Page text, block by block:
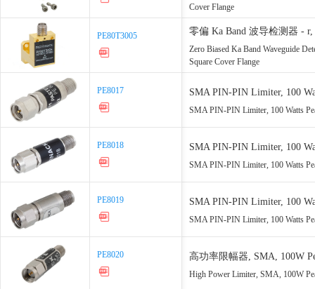
Cover Flange
PE80T3005
零偏 Ka Band 波导检测器 -
599/U方盖法兰
Zero Biased Ka Band Waveguide
Square Cover Flange
PE8017
SMA PIN-PIN Limiter, 100
MHz
SMA PIN-PIN Limiter, 100 Watts
PE8018 SMA PIN-PIN Limiter, 100
SMA PIN-PIN Limiter, 100 Watts
PE8019 SMA PIN-PIN Limiter, 100
SMA PIN-PIN Limiter, 100 Watts
PE8020
高功率限幅器, SMA, 100W
4 GHz
High Power Limiter, SMA, 100W
PE80T3005
PE8017
PE8018
PE8019
PE8020